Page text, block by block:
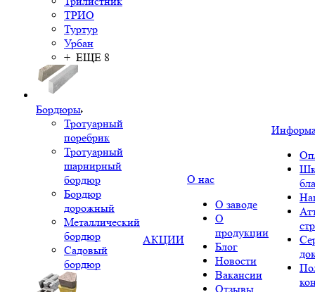
ТРИО
Туртур
Урбан
+ ЕЩЕ 8
Бордюры
Тротуарный
поребрик
Тротуарный
шарнирный
бордюр
Бордюр
дорожный
Металлический
бордюр
Садовый
бордюр
АКЦИИ
О нас
О заводе
О
продукции
Блог
Новости
Вакансии
Отзывы